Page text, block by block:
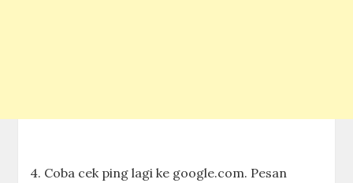
4. Coba cek ping lagi ke google.com. Pesan